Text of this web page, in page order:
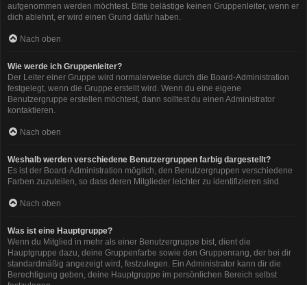
aufgenommen werden möchtest. Bitte belästige keinen Gruppenleiter, wenn er
dich ablehnt, er wird einen Grund dafür haben.
Nach oben
Wie werde ich Gruppenleiter?
Der Leiter einer Gruppe wird normalerweise durch die Board-Administration
festgelegt, wenn die Gruppe erstellt wird. Wenn du eine eigene
Benutzergruppe erstellen möchtest, dann solltest du einen Administrator
kontaktieren.
Nach oben
Weshalb werden verschiedene Benutzergruppen farbig dargestellt?
Es ist der Board-Administration möglich, den Benutzergruppen verschiedene
Farben zuzuteilen, so dass deren Mitglieder leichter zu identifizieren sind.
Nach oben
Was ist eine Hauptgruppe?
Wenn du Mitglied in mehr als einer Benutzergruppe bist, dient die
Hauptgruppe dazu, deine Gruppenfarbe sowie den Gruppenrang, der bei dir
standardmäßig angezeigt wird, festzulegen. Ein Administrator kann dir die
Berechtigung geben, deine Hauptgruppe im persönlichen Bereich selbst